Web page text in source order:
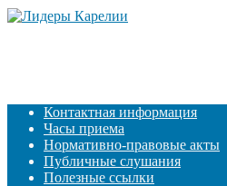
Контактная информация
Часы приема
Нормативно-правовые акты
Публичные слушания
Полезные ссылки